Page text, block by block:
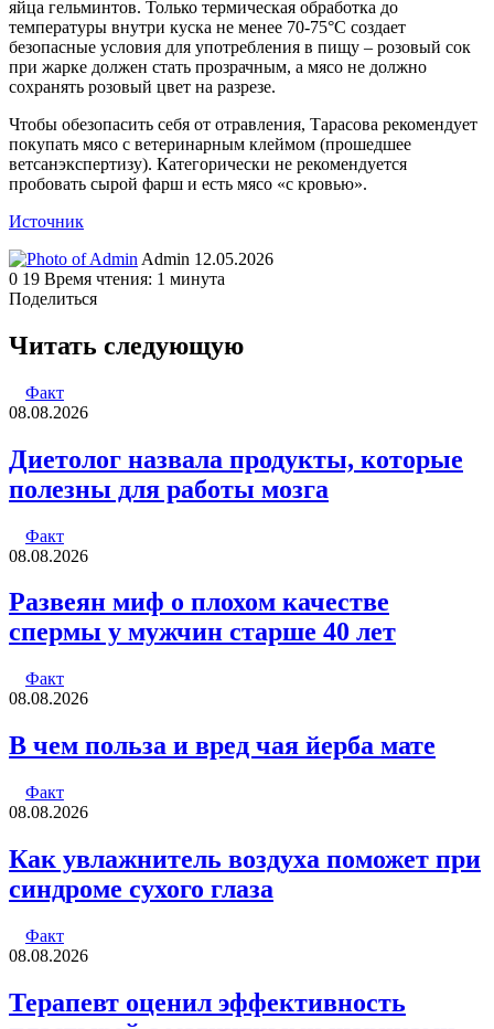
яйца гельминтов. Только термическая обработка до
температуры внутри куска не менее 70-75°C создает
безопасные условия для употребления в пищу – розовый сок
при жарке должен стать прозрачным, а мясо не должно
сохранять розовый цвет на разрезе.
Чтобы обезопасить себя от отравления, Тарасова рекомендует
покупать мясо с ветеринарным клеймом (прошедшее
ветсанэкспертизу). Категорически не рекомендуется
пробовать сырой фарш и есть мясо «с кровью».
Источник
Admin Send
an
12.05.2026
0 19 Время чтения: 1 минута
Поделиться
через
электронную
Читать следующую
Факт
08.08.2026
Диетолог назвала продукты, которые
полезны для работы мозга
Факт
08.08.2026
Развеян миф о плохом качестве
спермы у мужчин старше 40 лет
Факт
08.08.2026
В чем польза и вред чая йерба мате
Факт
08.08.2026
Как увлажнитель воздуха поможет при
синдроме сухого глаза
Факт
08.08.2026
Терапевт оценил эффективность